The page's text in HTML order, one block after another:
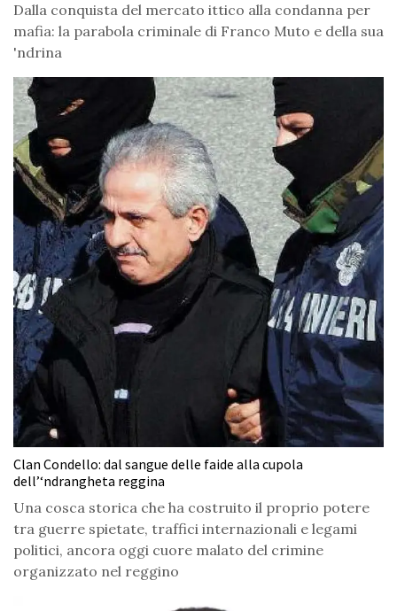
Dalla conquista del mercato ittico alla condanna per
mafia: la parabola criminale di Franco Muto e della sua
'ndrina
Clan Condello: dal sangue delle faide alla cupola
dell’‘ndrangheta reggina
Una cosca storica che ha costruito il proprio potere
tra guerre spietate, traffici internazionali e legami
politici, ancora oggi cuore malato del crimine
organizzato nel reggino